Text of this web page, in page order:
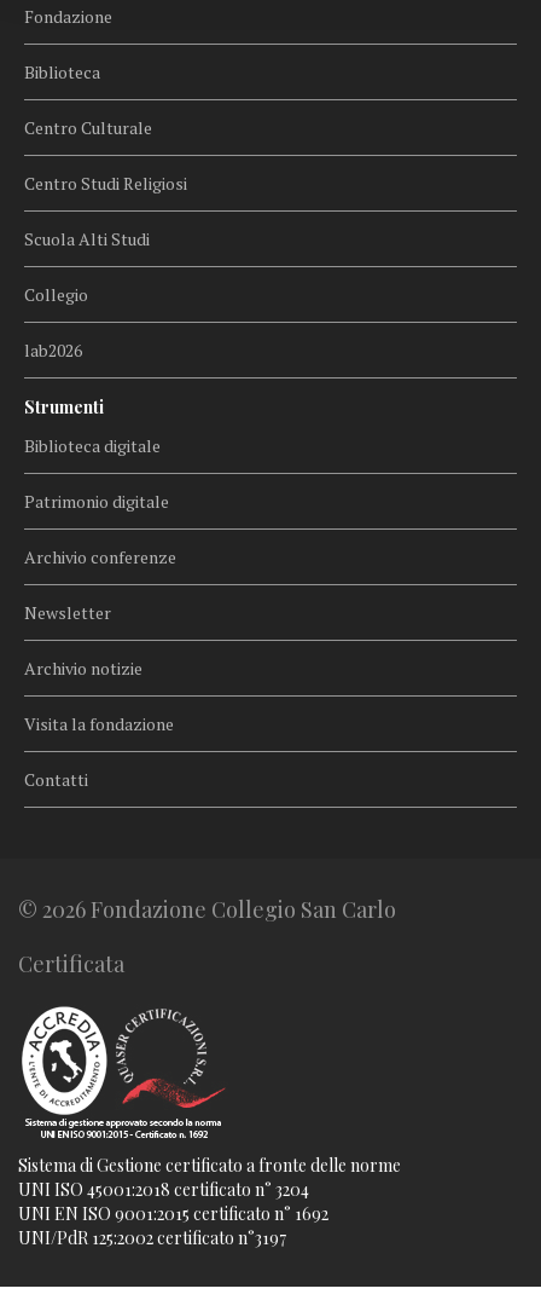
Fondazione
Biblioteca
Centro Culturale
Centro Studi Religiosi
Scuola Alti Studi
Collegio
lab2026
Strumenti
Biblioteca digitale
Patrimonio digitale
Archivio conferenze
Newsletter
Archivio notizie
Visita la fondazione
Contatti
© 2026 Fondazione Collegio San Carlo
Certificata
Sistema di Gestione certificato a fronte delle norme
UNI ISO 45001:2018 certificato n° 3204
UNI EN ISO 9001:2015 certificato n° 1692
UNI/PdR 125:2002 certificato n°3197